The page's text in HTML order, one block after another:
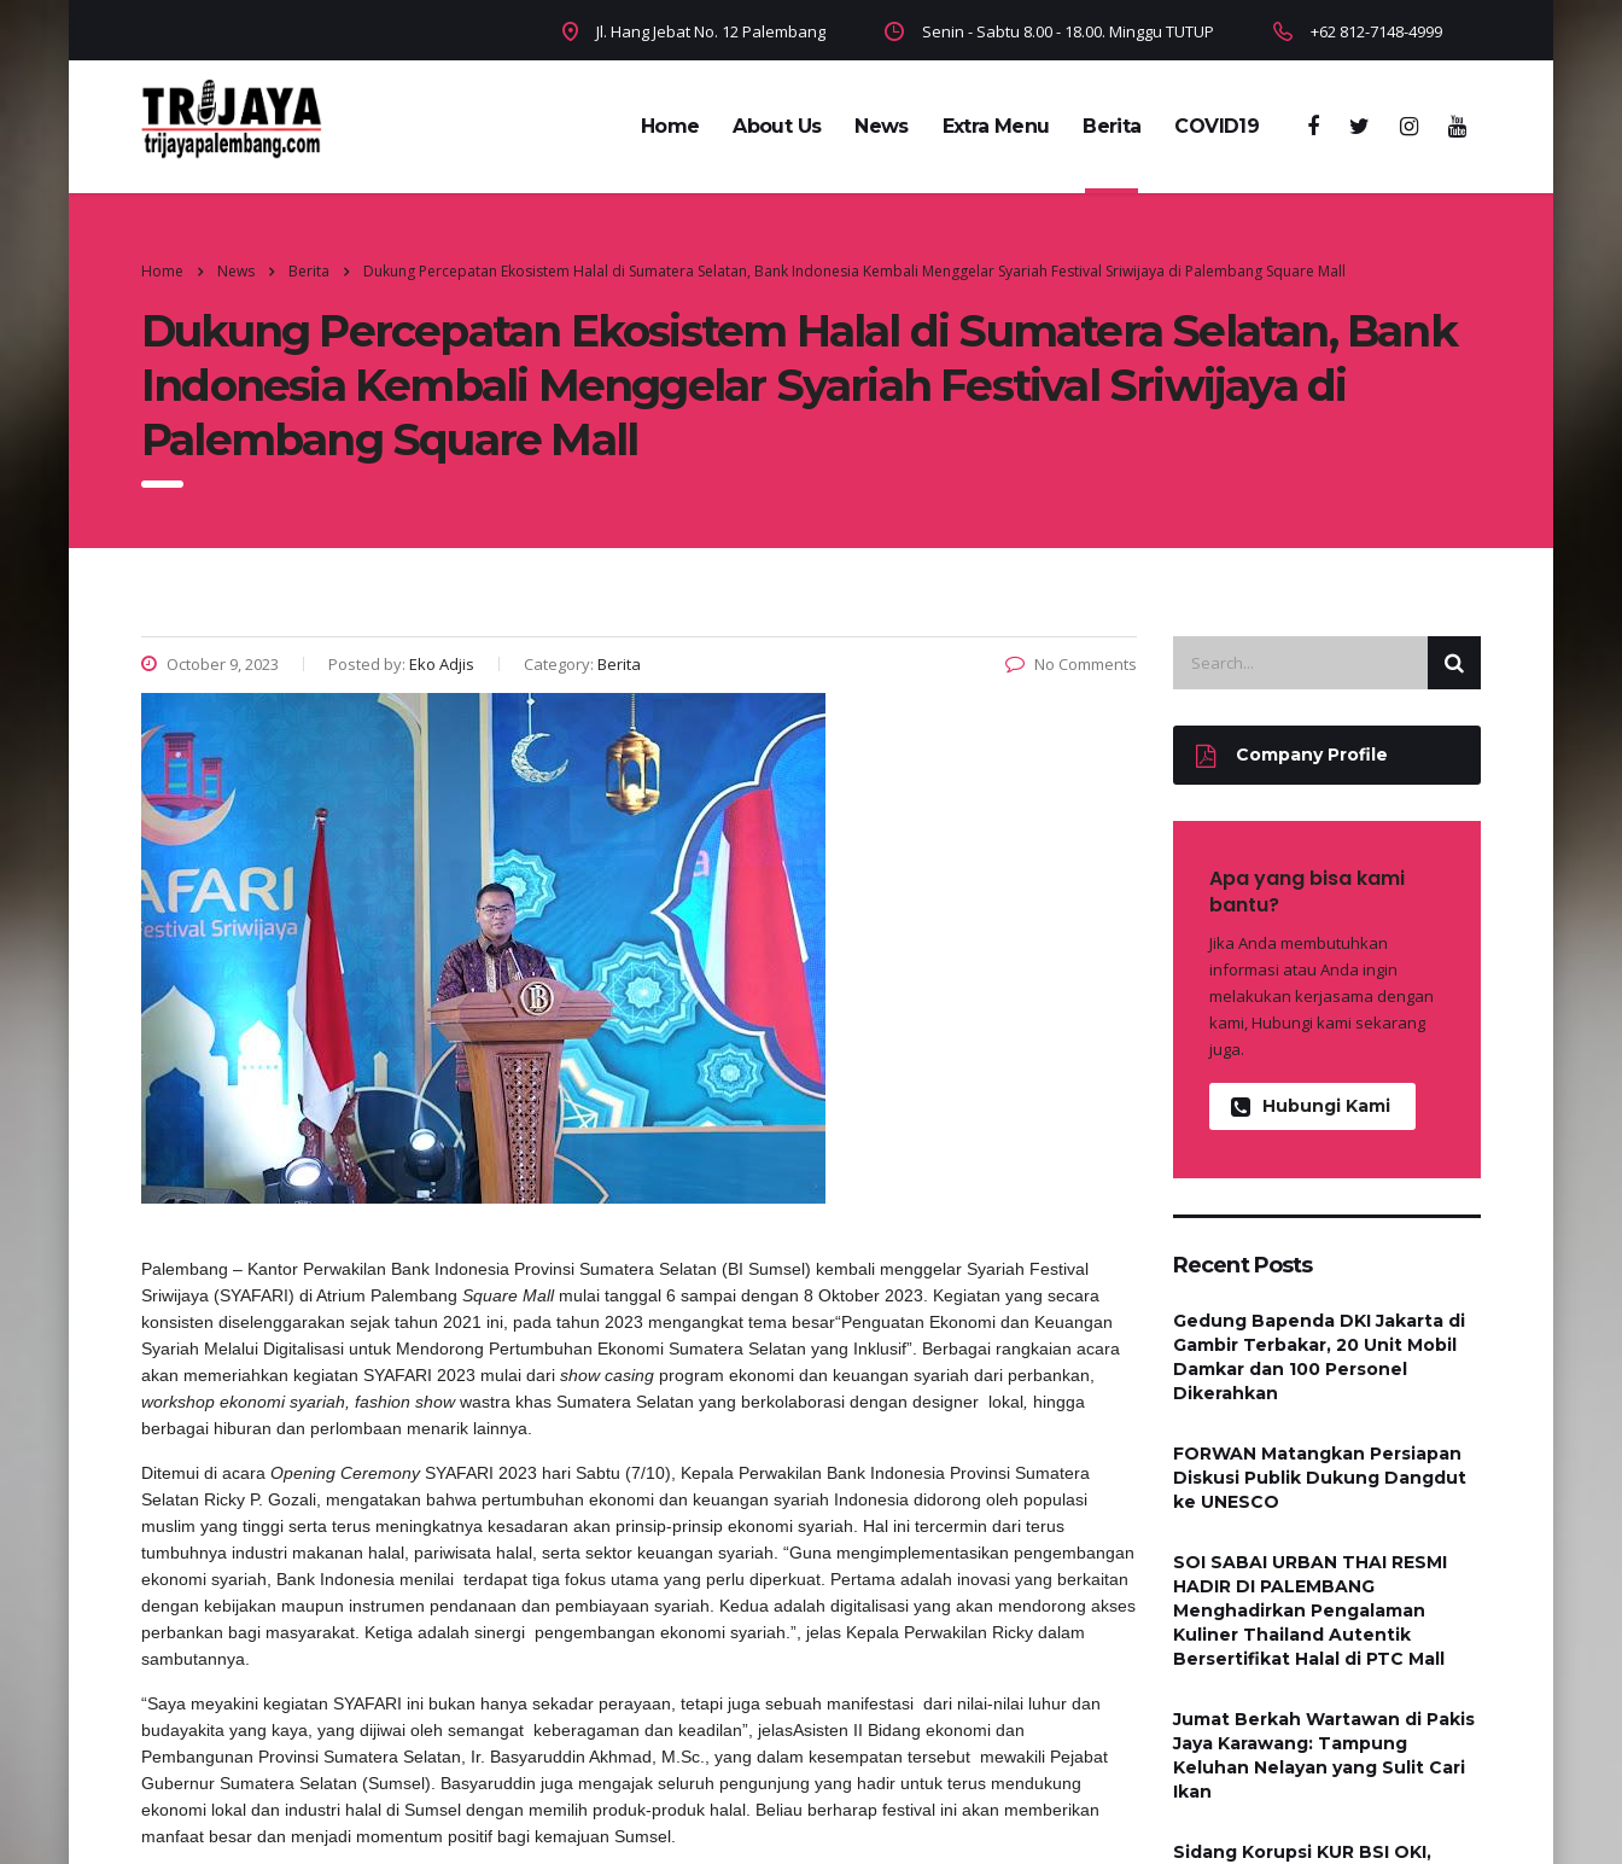
Jl. Hang Jebat No. 12 Palembang Senin - Sabtu 8.00 - 18.00. Minggu TUTUP +62 812-7148-4999
Home About Us News Extra Menu Berita COVID19
Home News Berita Dukung Percepatan Ekosistem Halal di Sumatera Selatan, Bank Indonesia Kembali Menggelar Syariah Festival Sriwijaya di Palembang Square Mall
Dukung Percepatan Ekosistem Halal di Sumatera Selatan, Bank
Indonesia Kembali Menggelar Syariah Festival Sriwijaya di
Palembang Square Mall
October 9, 2023 Posted by: Eko Adjis Category: Berita No Comments
Palembang – Kantor Perwakilan Bank Indonesia Provinsi Sumatera Selatan (BI Sumsel) kembali menggelar Syariah Festival
Sriwijaya (SYAFARI) di Atrium Palembang Square Mallmulai tanggal 6 sampai dengan 8 Oktober 2023. Kegiatan yang secara
konsisten diselenggarakan sejak tahun 2021 ini, pada tahun 2023 mengangkat tema besar“Penguatan Ekonomi dan Keuangan
Syariah Melalui Digitalisasi untuk Mendorong Pertumbuhan Ekonomi Sumatera Selatan yang Inklusif”. Berbagai rangkaian acara
akan memeriahkan kegiatan SYAFARI 2023 mulai dari show casing program ekonomi dan keuangan syariah dari perbankan,
workshop ekonomi syariah, fashion showwastra khas Sumatera Selatan yang berkolaborasi dengan designer lokal hingga
berbagai hiburan dan perlombaan menarik lainnya.
Ditemui di acara Opening CeremonySYAFARI 2023 hari Sabtu (7/10), Kepala Perwakilan Bank Indonesia Provinsi Sumatera
Selatan Ricky P. Gozali, mengatakan bahwa pertumbuhan ekonomi dan keuangan syariah Indonesia didorong oleh populasi
muslim yang tinggi serta terus meningkatnya kesadaran akan prinsip-prinsip ekonomi syariah. Hal ini tercermin dari terus
tumbuhnya industri makanan halal, pariwisata halal, serta sektor keuangan syariah. “Guna mengimplementasikan pengembangan
ekonomi syariah, Bank Indonesia menilai terdapat tiga fokus utama yang perlu diperkuat. Pertama adalah inovasi yang berkaitan
dengan kebijakan maupun instrumen pendanaan dan pembiayaan syariah. Kedua adalah digitalisasi yang akan mendorong akses
perbankan bagi masyarakat. Ketiga adalah sinergi pengembangan ekonomi syariah.”, jelas Kepala Perwakilan Ricky dalam
sambutannya.
“Saya meyakini kegiatan SYAFARI ini bukan hanya sekadar perayaan, tetapi juga sebuah manifestasi dari nilai-nilai luhur dan
budayakita yang kaya, yang dijiwai oleh semangat keberagaman dan keadilan”, jelasAsisten II Bidang ekonomi dan
Pembangunan Provinsi Sumatera Selatan, Ir. Basyaruddin Akhmad, M.Sc., yang dalam kesempatan tersebut mewakili Pejabat
Gubernur Sumatera Selatan (Sumsel). Basyaruddin juga mengajak seluruh pengunjung yang hadir untuk terus mendukung
ekonomi lokal dan industri halal di Sumsel dengan memilih produk-produk halal. Beliau berharap festival ini akan memberikan
manfaat besar dan menjadi momentum positif bagi kemajuan Sumsel.
Company Profile
Apa yang bisa kami
bantu?
Jika Anda membutuhkan
informasi atau Anda ingin
melakukan kerjasama dengan
kami, Hubungi kami sekarang
juga.
Hubungi Kami
Recent Posts
Gedung Bapenda DKI Jakarta di
Gambir Terbakar, 20 Unit Mobil
Damkar dan 100 Personel
Dikerahkan
FORWAN Matangkan Persiapan
Diskusi Publik Dukung Dangdut
ke UNESCO
SOI SABAI URBAN THAI RESMI
HADIR DI PALEMBANG
Menghadirkan Pengalaman
Kuliner Thailand Autentik
Bersertifikat Halal di PTC Mall
Jumat Berkah Wartawan di Pakis
Jaya Karawang: Tampung
Keluhan Nelayan yang Sulit Cari
Ikan
Sidang Korupsi KUR BSI OKI,